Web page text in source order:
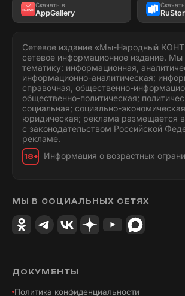
Скачать в
AppGallery
Сетевое издание «Мы-Народный
сетевое информационное издание.
тематику: информационная,
информационно-аналитическая;
справочная, общественно-
общественно-политическая;
социальная; социально-
юридическая; реклама размещается в
с законодательством Российской
рекламе.
18+ Информация о возрастных
МЫ В СОЦИАЛЬНЫХ СЕТЯХ
ДОКУМЕНТЫ
Политика конфиденциальности